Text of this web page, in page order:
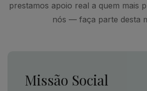
prestamos apoio real a quem mais
nós — faça parte desta
Missão Social